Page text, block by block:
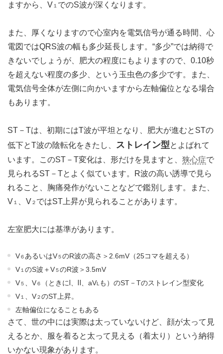
ますから、V１ でのS波が深くなります。
また、厚くなりますので心室内を電気信号が通る時間、心
電図ではQRS波の幅も多少延長します。“多少”では納得で
きないでしょうが、肥大の程度にもよりますので、0.10秒
を超えない程度の多少、という玉虫色の多少です。また、
電気信号全体が左側に向かいますから左軸偏位となる場合
もあります。
ST－Tは、初期にはT波が平坦となり、肥大が進むとSTの
低下とT波の陰転化をきたし、
ストレイン型とよばれて
います。このST－T変化は、形だけを見ますと、 狭心症で
見られるST－Tとよく似ています。R波の高い誘導で見ら
れること、胸痛発作がないことなどで鑑別します。また、
V１ 、V２ ではST上昇が見られることがあります。
左室肥大には基準があります。
V６ あるいはV５のR波の高さ＞2.6mV（25コマを超える）
V１ のS波＋V５のR波＞3.5mV
V５ 、V６ （ときにⅠ、Ⅱ、aVL も）のST－Tのストレイン型変化
V１ 、V２のST上昇。
左軸偏位になることもある
さて、世の中には実際は太っていないけど、顔が太って見
えるとか、服を着ると太って見える（着太り）という納得
いかない現象があります。